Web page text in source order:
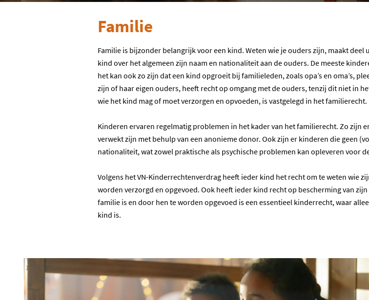
Familie
Familie is bijzonder belangrijk voor een kind. Weten wie je ouders zijn, maakt
kind over het algemeen zijn naam en nationaliteit aan de ouders. De meeste
het kan ook zo zijn dat een kind opgroeit bij familieleden, zoals opa’s en oma’s,
zijn of haar eigen ouders, heeft recht op omgang met de ouders, tenzij dit niet in
wie het kind mag of moet verzorgen en opvoeden, is vastgelegd in het
Kinderen ervaren regelmatig problemen in het kader van het familierecht. Zo zijn
verwekt zijn met behulp van een anonieme donor. Ook zijn er kinderen die geen
nationaliteit, wat zowel praktische als psychische problemen kan opleveren voor
Volgens het VN-Kinderrechtenverdrag heeft ieder kind het recht om te weten wie
worden verzorgd en opgevoed. Ook heeft ieder kind recht op bescherming van
familie is en door hen te worden opgevoed is een essentieel kinderrecht, waar
kind is.